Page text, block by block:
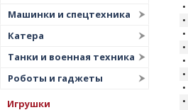
Машинки и спецтехника
Катера
Танки и военная техника
Роботы и гаджеты
Игрушки